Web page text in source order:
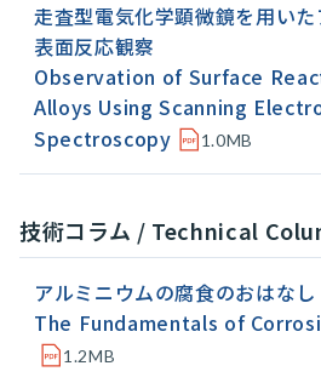
走査型電気化学顕微鏡を用い
表面反応観察
Observation of Surface
Alloys Using Scanning
Spectroscopy
1.0MB
技術コラム / Technical
アルミニウムの腐食のおはな
The Fundamentals of
1.2MB